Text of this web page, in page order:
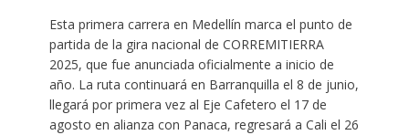
Esta primera carrera en Medellín marca el punto de
partida de la gira nacional de CORREMITIERRA
2025, que fue anunciada oficialmente a inicio de
año. La ruta continuará en Barranquilla el 8 de junio,
llegará por primera vez al Eje Cafetero el 17 de
agosto en alianza con Panaca, regresará a Cali el 26